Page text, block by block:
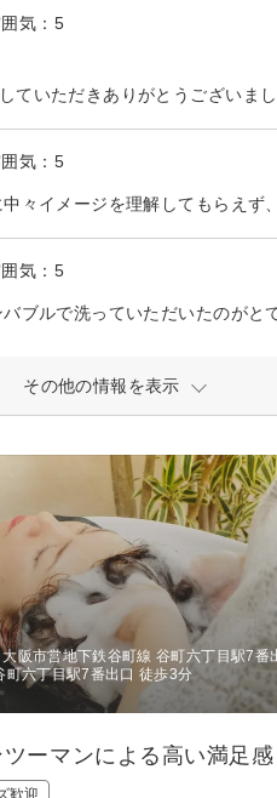
気：5
気：5
気：5
その他の情報を表示
阪市営地下鉄谷町線 谷町六丁目駅7
町六丁目駅7番出口 徒歩3分
ーマンによる高い満足
歓迎